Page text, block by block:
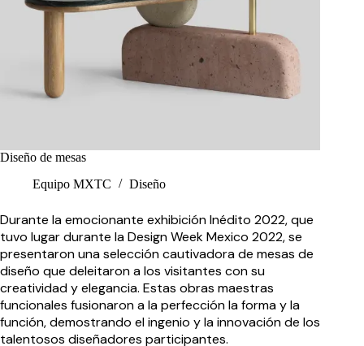
Diseño de mesas
Equipo MXTC
Diseño
Durante la emocionante exhibición Inédito 2022, que
tuvo lugar durante la Design Week Mexico 2022, se
presentaron una selección cautivadora de mesas de
diseño que deleitaron a los visitantes con su
creatividad y elegancia. Estas obras maestras
funcionales fusionaron a la perfección la forma y la
función, demostrando el ingenio y la innovación de los
talentosos diseñadores participantes.